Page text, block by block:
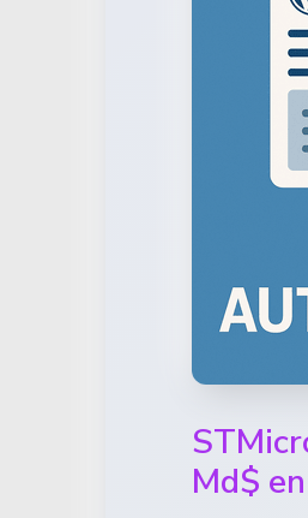
Md$